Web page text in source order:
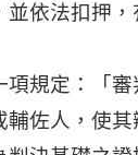
依法扣押，
規定：「
佐人，使